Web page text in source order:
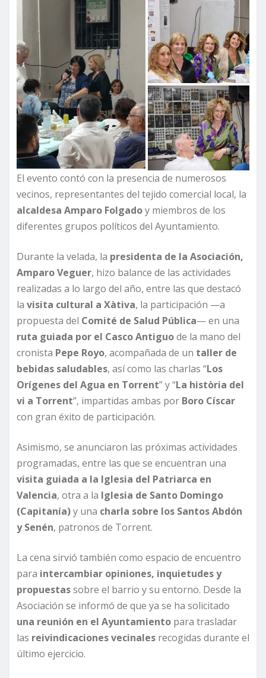
El evento contó con la presencia de numerosos
vecinos, representantes del tejido comercial local, la
alcaldesa Amparo Folgadoy miembros de los
diferentes grupos políticos del Ayuntamiento.
Durante la velada, la presidenta de la Asociación,
Amparo Veguer, hizo balance de las actividades
realizadas a lo largo del año, entre las que destacó
la visita cultural a Xàtiva, la participación —a
propuesta del Comité de Salud Pública— en una
ruta guiada por el Casco Antiguode la mano del
cronista Pepe Royo, acompañada de un taller de
bebidas saludables, así como las charlas “Los
Orígenes del Agua en Torrent” y “La història del
vi a Torrent”, impartidas ambas por Boro Císcar
con gran éxito de participación.
Asimismo, se anunciaron las próximas actividades
programadas, entre las que se encuentran una
visita guiada a la Iglesia del Patriarca en
Valencia, otra a la Iglesia de Santo Domingo
(Capitanía)y una charla sobre los Santos Abdón
y Senén, patronos de Torrent.
La cena sirvió también como espacio de encuentro
para intercambiar opiniones, inquietudes y
propuestassobre el barrio y su entorno. Desde la
Asociación se informó de que ya se ha solicitado
una reunión en el Ayuntamiento para trasladar
las reivindicaciones vecinales recogidas durante el
último ejercicio.